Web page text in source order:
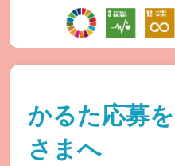
かるた応募
さまへ